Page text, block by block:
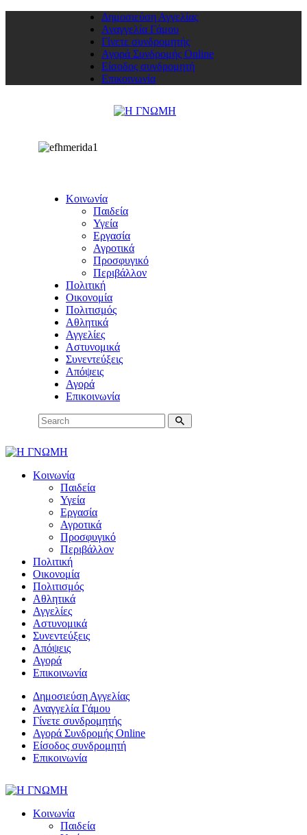
Δημοσιεύση Αγγελίας
Αναγγελία Γάμου
Γίνετε συνδρομητής
Αγορά Συνδρομής Online
Είσοδος συνδρομητή
Επικοινωνία
Κοινωνία
Παιδεία
Υγεία
Εργασία
Αγροτικά
Προσφυγικό
Περιβάλλον
Πολιτική
Οικονομία
Πολιτισμός
Αθλητικά
Αγγελίες
Αστυνομικά
Συνεντεύξεις
Απόψεις
Αγορά
Επικοινωνία
Κοινωνία
Παιδεία
Υγεία
Εργασία
Αγροτικά
Προσφυγικό
Περιβάλλον
Πολιτική
Οικονομία
Πολιτισμός
Αθλητικά
Αγγελίες
Αστυνομικά
Συνεντεύξεις
Απόψεις
Αγορά
Επικοινωνία
Δημοσιεύση Αγγελίας
Αναγγελία Γάμου
Γίνετε συνδρομητής
Αγορά Συνδρομής Online
Είσοδος συνδρομητή
Επικοινωνία
Κοινωνία
Παιδεία